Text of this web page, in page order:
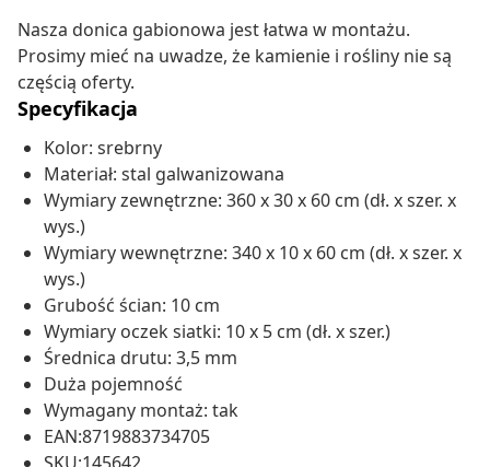
Nasza donica gabionowa jest łatwa w montażu.
Prosimy mieć na uwadze, że kamienie i rośliny nie są
częścią oferty.
Specyfikacja
Kolor: srebrny
Materiał: stal galwanizowana
Wymiary zewnętrzne: 360 x 30 x 60 cm (dł. x szer. x
wys.)
Wymiary wewnętrzne: 340 x 10 x 60 cm (dł. x szer. x
wys.)
Grubość ścian: 10 cm
Wymiary oczek siatki: 10 x 5 cm (dł. x szer.)
Średnica drutu: 3,5 mm
Duża pojemność
Wymagany montaż: tak
EAN:8719883734705